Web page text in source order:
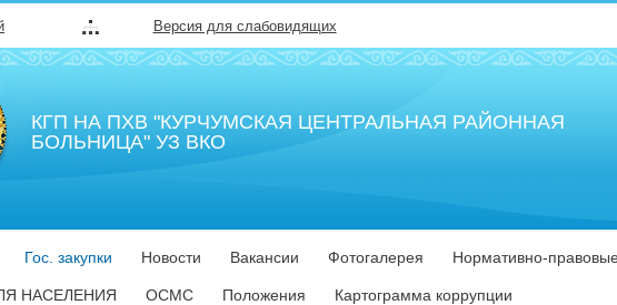
Версия для слабовидящих
КГП НА ПХВ "КУРЧУМСКАЯ ЦЕНТРАЛЬНАЯ РАЙОННАЯ
БОЛЬНИЦА" УЗ ВКО
Гос. закупки Новости Вакансии Фотогалерея Нормативно-
НАСЕЛЕНИЯ ОСМС Положения Картограмма коррупции